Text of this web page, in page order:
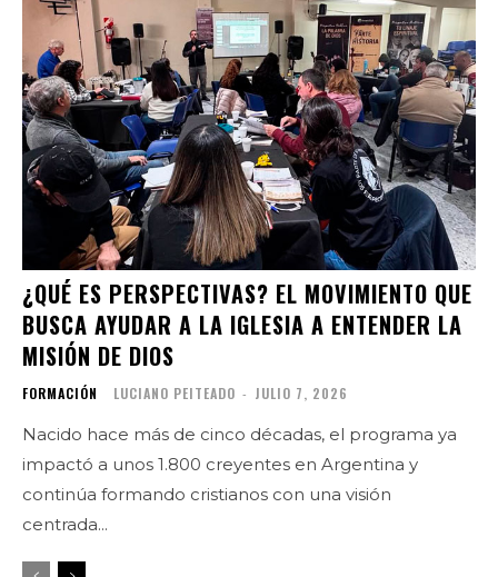
¿QUÉ ES PERSPECTIVAS? EL MOVIMIENTO QUE
BUSCA AYUDAR A LA IGLESIA A ENTENDER LA
MISIÓN DE DIOS
FORMACIÓN LUCIANO PEITEADO - JULIO 7, 2026
Nacido hace más de cinco décadas, el programa ya
impactó a unos 1.800 creyentes en Argentina y
continúa formando cristianos con una visión
centrada...